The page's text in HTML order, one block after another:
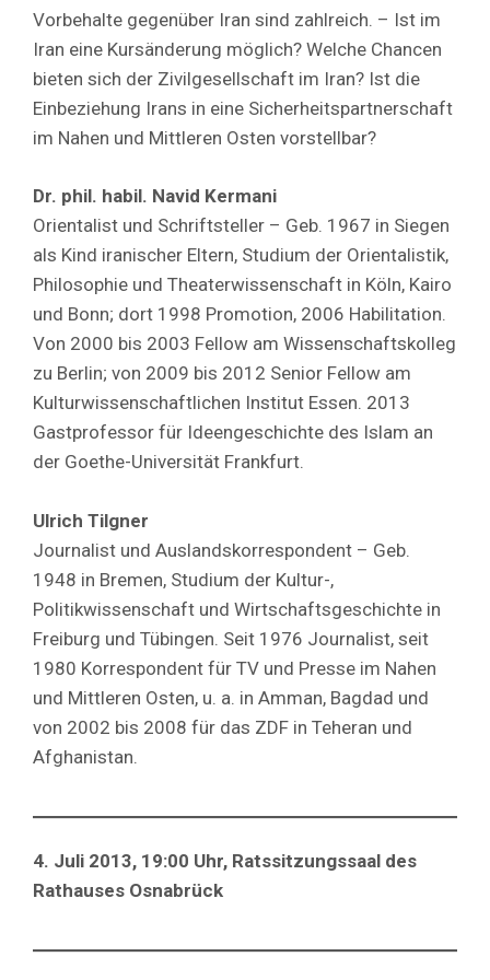
Vorbehalte gegenüber Iran sind zahlreich. – Ist im
Iran eine Kursänderung möglich? Welche Chancen
bieten sich der Zivilgesellschaft im Iran? Ist die
Einbeziehung Irans in eine Sicherheitspartnerschaft
im Nahen und Mittleren Osten vorstellbar?
Dr. phil. habil. Navid Kermani
Orientalist und Schriftsteller – Geb. 1967 in Siegen
als Kind iranischer Eltern, Studium der Orientalistik,
Philosophie und Theaterwissenschaft in Köln, Kairo
und Bonn; dort 1998 Promotion, 2006 Habilitation.
Von 2000 bis 2003 Fellow am Wissenschaftskolleg
zu Berlin; von 2009 bis 2012 Senior Fellow am
Kulturwissenschaftlichen Institut Essen. 2013
Gastprofessor für Ideengeschichte des Islam an
der Goethe-Universität Frankfurt.
Ulrich Tilgner
Journalist und Auslandskorrespondent – Geb.
1948 in Bremen, Studium der Kultur-,
Politikwissenschaft und Wirtschaftsgeschichte in
Freiburg und Tübingen. Seit 1976 Journalist, seit
1980 Korrespondent für TV und Presse im Nahen
und Mittleren Osten, u. a. in Amman, Bagdad und
von 2002 bis 2008 für das ZDF in Teheran und
Afghanistan.
4. Juli 2013, 19:00 Uhr, Ratssitzungssaal des
Rathauses Osnabrück